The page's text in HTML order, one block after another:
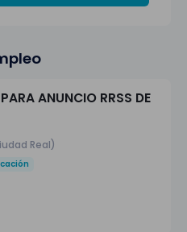
ANUNCIO RRSS DE
Real)